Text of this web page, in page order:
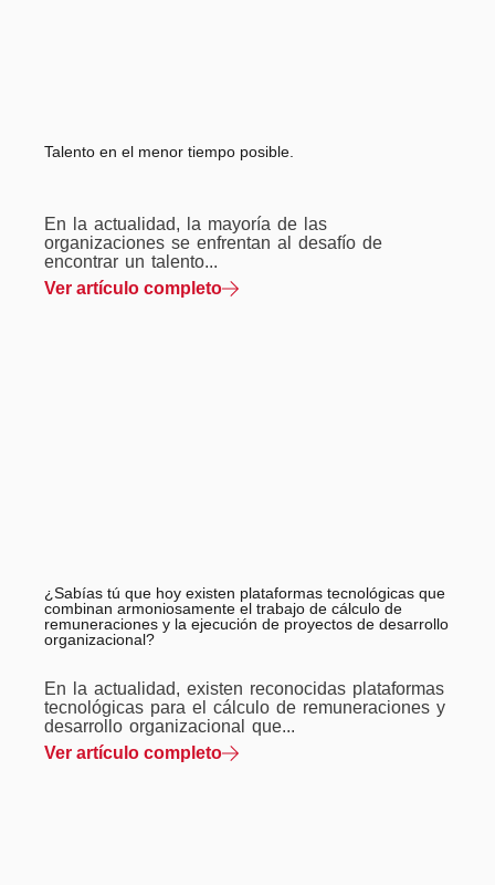
Talento en el menor tiempo posible.
En la actualidad, la mayoría de las
organizaciones se enfrentan al desafío de
encontrar un talento...
Ver artículo completo
¿Sabías tú que hoy existen plataformas tecnológicas que
combinan armoniosamente el trabajo de cálculo de
remuneraciones y la ejecución de proyectos de desarrollo
organizacional?
En la actualidad, existen reconocidas plataformas
tecnológicas para el cálculo de remuneraciones y
desarrollo organizacional que...
Ver artículo completo